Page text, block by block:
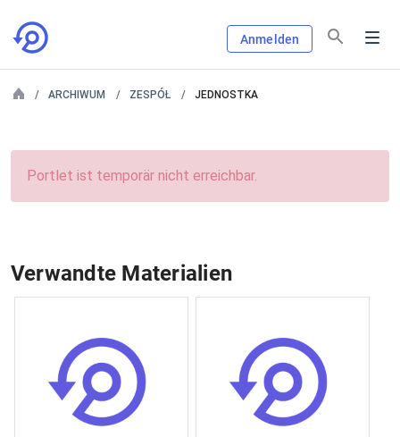
Anmelden
ARCHIWUM ZESPÓŁ JEDNOSTKA
Portlet ist temporär nicht erreichbar.
Verwandte Materialien